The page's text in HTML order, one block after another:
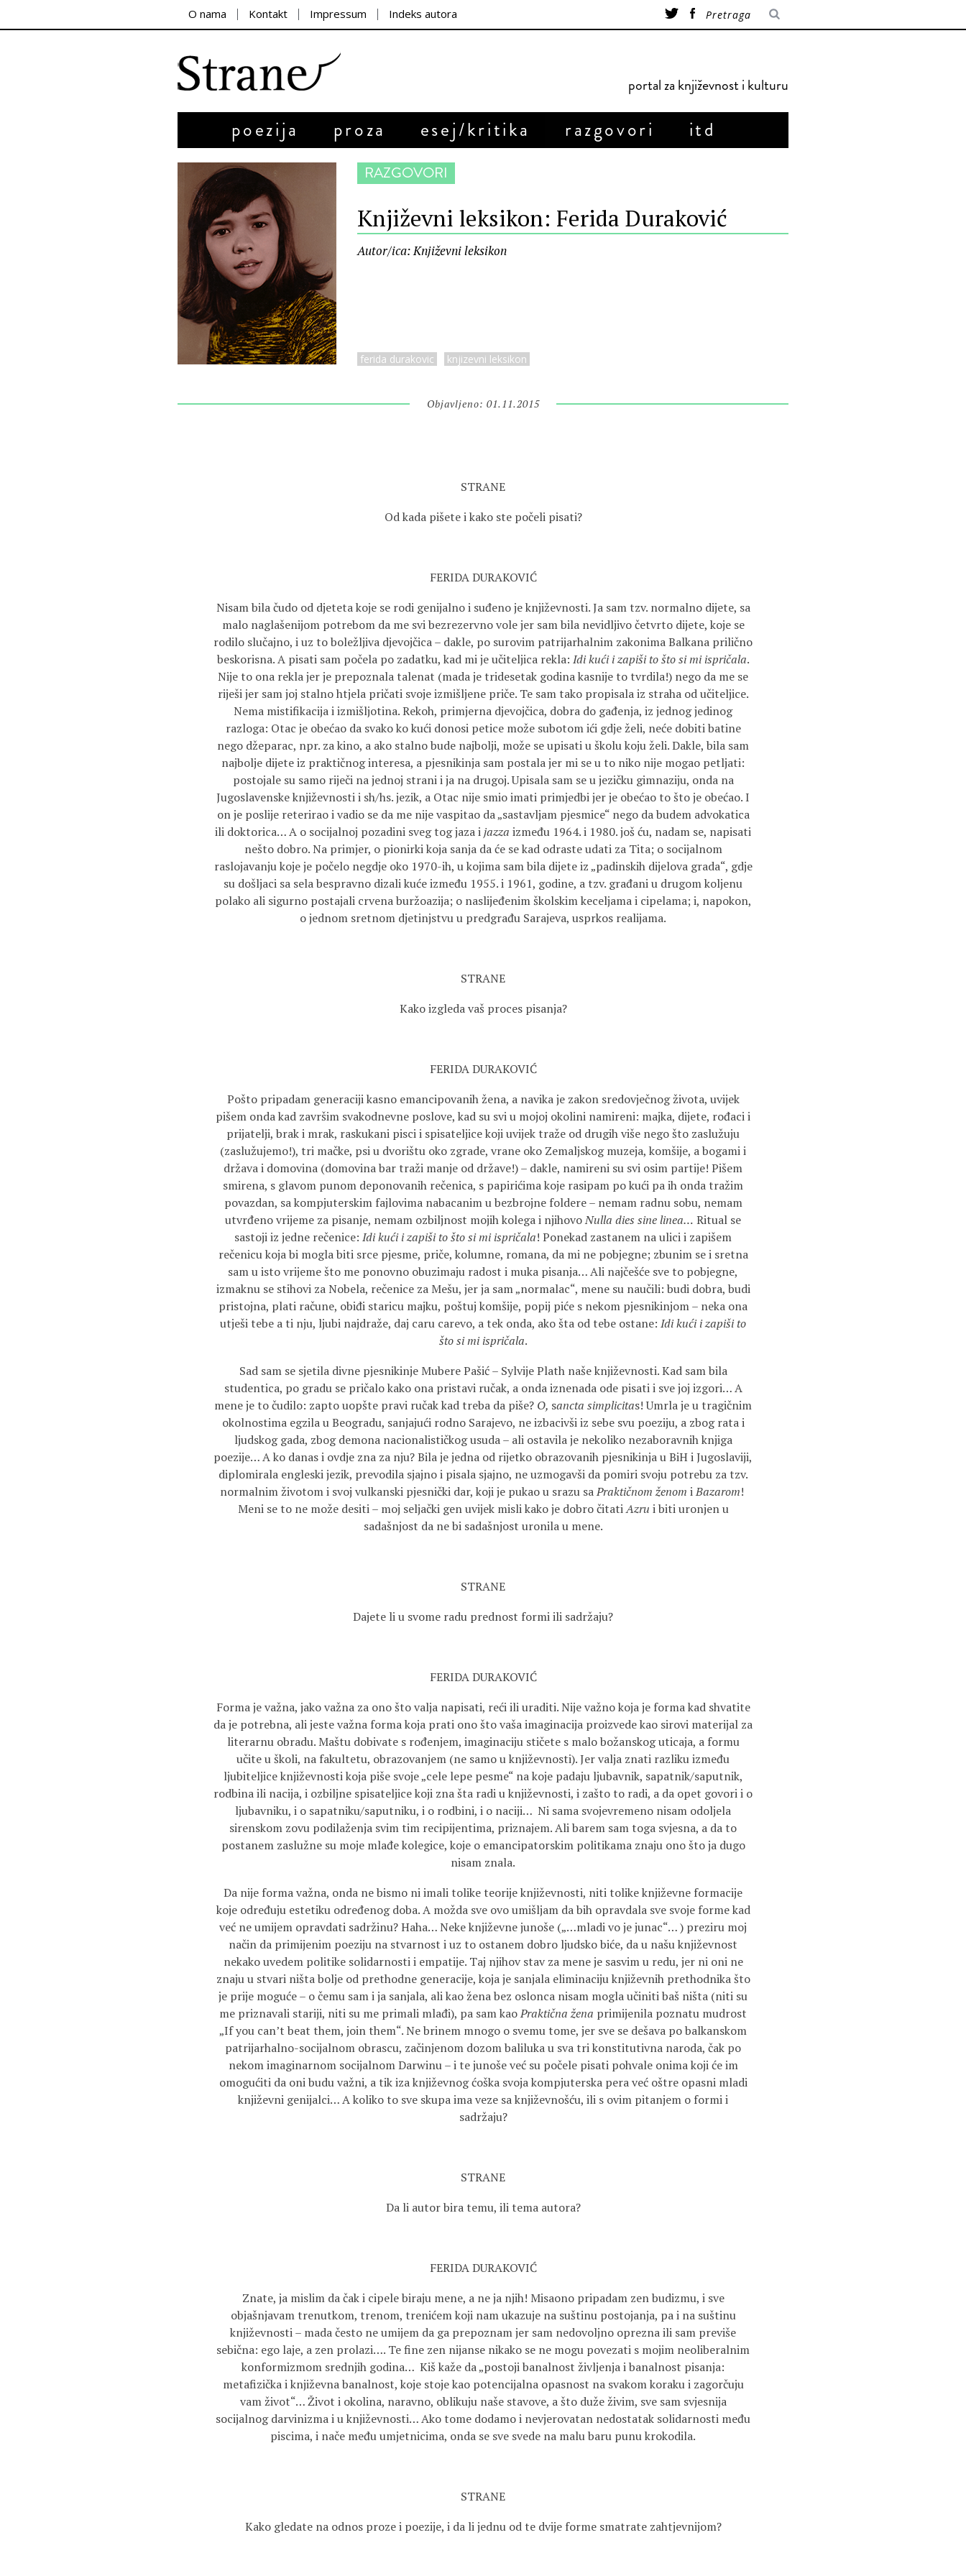
O nama Kontakt Impressum Indeks autora
portal za književnost i kulturu
poezija proza esej/kritika razgovori itd
RAZGOVORI
Književni leksikon: Ferida Duraković
Autor/ica: Književni leksikon
ferida durakovic knjizevni leksikon
Objavljeno: 01.11.2015
STRANE
Od kada pišete i kako ste počeli pisati?
FERIDA DURAKOVIĆ
Nisam bila čudo od djeteta koje se rodi genijalno i suđeno je književnosti. Ja sam tzv. normalno dijete, sa
malo naglašenijom potrebom da me svi bezrezervno vole jer sam bila nevidljivo četvrto dijete, koje se
rodilo slučajno, i uz to boležljiva djevojčica – dakle, po surovim patrijarhalnim zakonima Balkana prilično
beskorisna. A pisati sam počela po zadatku, kad mi je učiteljica rekla: Idi kući i zapiši to što si mi ispričala.
Nije to ona rekla jer je prepoznala talenat (mada je tridesetak godina kasnije to tvrdila!) nego da me se
riješi jer sam joj stalno htjela pričati svoje izmišljene priče. Te sam tako propisala iz straha od učiteljice.
Nema mistifikacija i izmišljotina. Rekoh, primjerna djevojčica, dobra do gađenja, iz jednog jedinog
razloga: Otac je obećao da svako ko kući donosi petice može subotom ići gdje želi, neće dobiti batine
nego džeparac, npr. za kino, a ako stalno bude najbolji, može se upisati u školu koju želi. Dakle, bila sam
najbolje dijete iz praktičnog interesa, a pjesnikinja sam postala jer mi se u to niko nije mogao petljati:
postojale su samo riječi na jednoj strani i ja na drugoj. Upisala sam se u jezičku gimnaziju, onda na
Jugoslavenske književnosti i sh/hs. jezik, a Otac nije smio imati primjedbi jer je obećao to što je obećao. I
on je poslije reterirao i vadio se da me nije vaspitao da „sastavljam pjesmice“ nego da budem advokatica
ili doktorica… A o socijalnoj pozadini sveg tog jaza ijazza između 1964. i 1980. još ću, nadam se, napisati
nešto dobro. Na primjer, o pionirki koja sanja da će se kad odraste udati za Tita; o socijalnom
raslojavanju koje je počelo negdje oko 1970-ih, u kojima sam bila dijete iz „padinskih dijelova grada“, gdje
su došljaci sa sela bespravno dizali kuće između 1955. i 1961, godine, a tzv. građani u drugom koljenu
polako ali sigurno postajali crvena buržoazija; o naslijeđenim školskim keceljama i cipelama; i, napokon,
o jednom sretnom djetinjstvu u predgrađu Sarajeva, usprkos realijama.
STRANE
Kako izgleda vaš proces pisanja?
FERIDA DURAKOVIĆ
Pošto pripadam generaciji kasno emancipovanih žena, a navika je zakon sredovječnog života, uvijek
pišem onda kad završim svakodnevne poslove, kad su svi u mojoj okolini namireni: majka, dijete, rođaci i
prijatelji, brak i mrak, raskukani pisci i spisateljice koji uvijek traže od drugih više nego što zaslužuju
(zaslužujemo!), tri mačke, psi u dvorištu oko zgrade, vrane oko Zemaljskog muzeja, komšije, a bogami i
država i domovina (domovina bar traži manje od države!) – dakle, namireni su svi osim partije! Pišem
smirena, s glavom punom deponovanih rečenica, s papirićima koje rasipam po kući pa ih onda tražim
povazdan, sa kompjuterskim fajlovima nabacanim u bezbrojne foldere – nemam radnu sobu, nemam
utvrđeno vrijeme za pisanje, nemam ozbiljnost mojih kolega i njihovoNulla dies sine linea… Ritual se
sastoji iz jedne rečenice: Idi kući i zapiši to što si mi ispričala! Ponekad zastanem na ulici i zapišem
rečenicu koja bi mogla biti srce pjesme, priče, kolumne, romana, da mi ne pobjegne; zbunim se i sretna
sam u isto vrijeme što me ponovno obuzimaju radost i muka pisanja… Ali najčešće sve to pobjegne,
izmaknu se stihovi za Nobela, rečenice za Mešu, jer ja sam „normalac“, mene su naučili: budi dobra, budi
pristojna, plati račune, obiđi staricu majku, poštuj komšije, popij piće s nekom pjesnikinjom – neka ona
utješi tebe a ti nju, ljubi najdraže, daj caru carevo, a tek onda, ako šta od tebe ostane: Idi kući i zapiši to
što si mi ispričala.
Sad sam se sjetila divne pjesnikinje Mubere Pašić – Sylvije Plath naše književnosti. Kad sam bila
studentica, po gradu se pričalo kako ona pristavi ručak, a onda iznenada ode pisati i sve joj izgori… A
mene je to čudilo: zapto uopšte pravi ručak kad treba da piše? O, sancta simplicitas! Umrla je u tragičnim
okolnostima egzila u Beogradu, sanjajući rodno Sarajevo, ne izbacivši iz sebe svu poeziju, a zbog rata i
ljudskog gada, zbog demona nacionalističkog usuda – ali ostavila je nekoliko nezaboravnih knjiga
poezije… A ko danas i ovdje zna za nju? Bila je jedna od rijetko obrazovanih pjesnikinja u BiH i Jugoslaviji,
diplomirala engleski jezik, prevodila sjajno i pisala sjajno, ne uzmogavši da pomiri svoju potrebu za tzv.
normalnim životom i svoj vulkanski pjesnički dar, koji je pukao u srazu saPraktičnom ženom iBazarom!
Meni se to ne može desiti – moj seljački gen uvijek misli kako je dobro čitatiAzru i biti uronjen u
sadašnjost da ne bi sadašnjost uronila u mene.
STRANE
Dajete li u svome radu prednost formi ili sadržaju?
FERIDA DURAKOVIĆ
Forma je važna, jako važna za ono što valja napisati, reći ili uraditi. Nije važno koja je forma kad shvatite
da je potrebna, ali jeste važna forma koja prati ono što vaša imaginacija proizvede kao sirovi materijal za
literarnu obradu. Maštu dobivate s rođenjem, imaginaciju stičete s malo božanskog uticaja, a formu
učite u školi, na fakultetu, obrazovanjem (ne samo u književnosti). Jer valja znati razliku između
ljubiteljice književnosti koja piše svoje „cele lepe pesme“ na koje padaju ljubavnik, sapatnik/saputnik,
rodbina ili nacija, i ozbiljne spisateljice koji zna šta radi u književnosti, i zašto to radi, a da opet govori i o
ljubavniku, i o sapatniku/saputniku, i o rodbini, i o naciji… Ni sama svojevremeno nisam odoljela
sirenskom zovu podilaženja svim tim recipijentima, priznajem. Ali barem sam toga svjesna, a da to
postanem zaslužne su moje mlađe kolegice, koje o emancipatorskim politikama znaju ono što ja dugo
nisam znala.
Da nije forma važna, onda ne bismo ni imali tolike teorije književnosti, niti tolike književne formacije
koje određuju estetiku određenog doba. A možda sve ovo umišljam da bih opravdala sve svoje forme kad
već ne umijem opravdati sadržinu? Haha… Neke književne junoše („…mladi vo je junac“… ) preziru moj
način da primijenim poeziju na stvarnost i uz to ostanem dobro ljudsko biće, da u našu književnost
nekako uvedem politike solidarnosti i empatije. Taj njihov stav za mene je sasvim u redu, jer ni oni ne
znaju u stvari ništa bolje od prethodne generacije, koja je sanjala eliminaciju književnih prethodnika što
je prije moguće – o čemu sam i ja sanjala, ali kao žena bez oslonca nisam mogla učiniti baš ništa (niti su
me priznavali stariji, niti su me primali mlađi), pa sam kaoPraktična žena primijenila poznatu mudrost
„If you can’t beat them, join them“. Ne brinem mnogo o svemu tome, jer sve se dešava po balkanskom
patrijarhalno-socijalnom obrascu, začinjenom dozom baliluka u sva tri konstitutivna naroda, čak po
nekom imaginarnom socijalnom Darwinu – i te junoše već su počele pisati pohvale onima koji će im
omogućiti da oni budu važni, a tik iza književnog ćoška svoja kompjuterska pera već oštre opasni mladi
književni genijalci… A koliko to sve skupa ima veze sa književnošću, ili s ovim pitanjem o formi i
sadržaju?
STRANE
Da li autor bira temu, ili tema autora?
FERIDA DURAKOVIĆ
Znate, ja mislim da čak i cipele biraju mene, a ne ja njih! Misaono pripadam zen budizmu, i sve
objašnjavam trenutkom, trenom, trenićem koji nam ukazuje na suštinu postojanja, pa i na suštinu
književnosti – mada često ne umijem da ga prepoznam jer sam nedovoljno oprezna ili sam previše
sebična: ego laje, a zen prolazi…. Te fine zen nijanse nikako se ne mogu povezati s mojim neoliberalnim
konformizmom srednjih godina… Kiš kaže da „postoji banalnost življenja i banalnost pisanja:
metafizička i književna banalnost, koje stoje kao potencijalna opasnost na svakom koraku i zagorčuju
vam život“… Život i okolina, naravno, oblikuju naše stavove, a što duže živim, sve sam svjesnija
socijalnog darvinizma i u književnosti… Ako tome dodamo i nevjerovatan nedostatak solidarnosti među
piscima, i nače među umjetnicima, onda se sve svede na malu baru punu krokodila.
STRANE
Kako gledate na odnos proze i poezije, i da li jednu od te dvije forme smatrate zahtjevnijom?